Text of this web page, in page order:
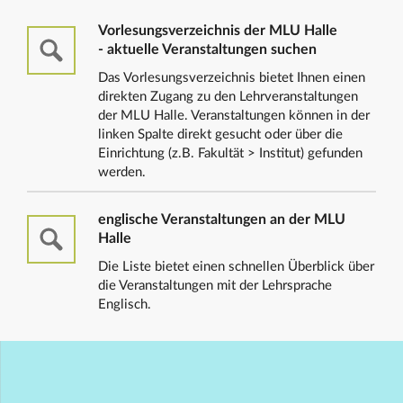
Vorlesungsverzeichnis der MLU Halle
- aktuelle Veranstaltungen suchen
Das Vorlesungsverzeichnis bietet Ihnen einen
direkten Zugang zu den Lehrveranstaltungen
der MLU Halle. Veranstaltungen können in der
linken Spalte direkt gesucht oder über die
Einrichtung (z.B. Fakultät > Institut) gefunden
werden.
englische Veranstaltungen an der MLU
Halle
Die Liste bietet einen schnellen Überblick über
die Veranstaltungen mit der Lehrsprache
Englisch.